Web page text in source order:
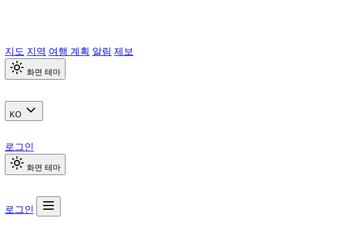
지도 지역 여행 계획 알림 제보
화면 테마
KO
로그인
화면 테마
로그인